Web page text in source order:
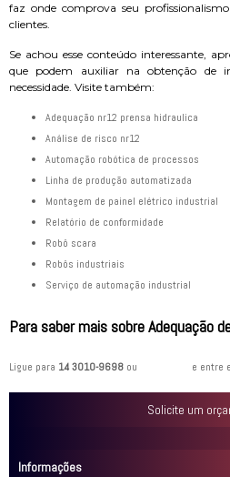
faz onde comprova seu
clientes.
Se achou esse conteúdo interessante,
que podem auxiliar na obtenção de
necessidade. Visite também:
adequação nr12 prensa hidraulica
análise de risco nr12
automação robótica de processos
linha de produção automatizada
montagem de painel elétrico industrial
relatório de conformidade
robô scara
robôs industriais
serviço de automação industrial
Para saber mais sobre Adequação
Ligue para 14 3010-9698 ou e entre
Solicite um
Informações